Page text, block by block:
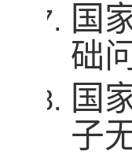
国
础
国
子